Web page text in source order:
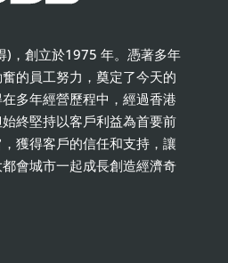
)，創立於1975 年。憑著多年
的員工努力，奠定了今天的
多年經營歷程中，經過香港
終堅持以客戶利益為首要前
獲得客戶的信任和支持，讓
會城市一起成長創造經濟奇